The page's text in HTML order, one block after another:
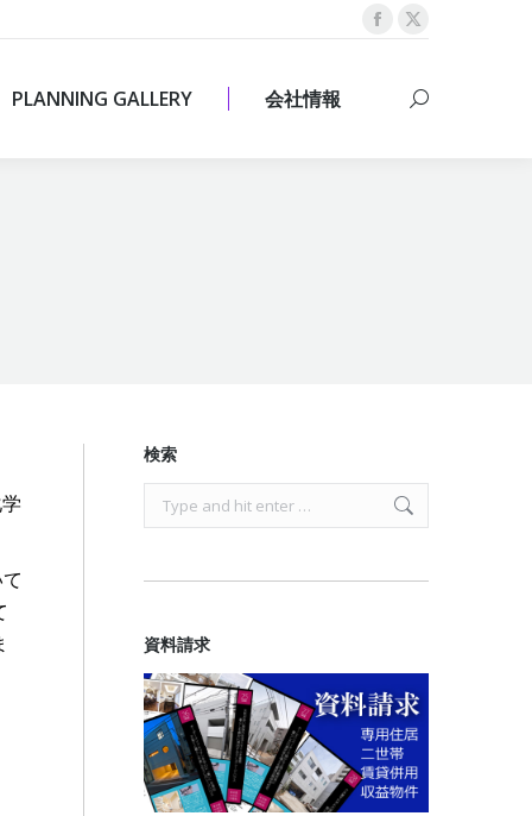
Facebook
opens
X
opens
PLANNING GALLERY 会社情報 Search:
検索
Search:
資料請求
PLANNING GALLERY 会社情報 Search: